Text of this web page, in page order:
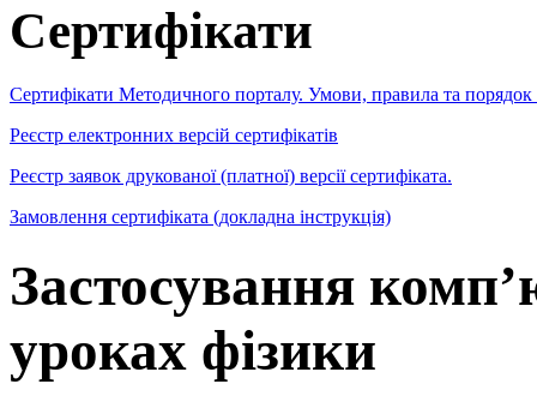
Сертифікати
Сертифікати Методичного порталу. Умови, правила та порядок
Реєстр електронних версій сертифікатів
Реєстр заявок друкованої (платної) версії сертифіката.
Замовлення сертифіката (докладна інструкція)
Застосування
уроках фізики